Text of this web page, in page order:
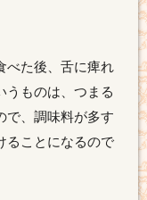
べた後、舌に痺れ
うものは、つまる
で、調味料が多す
ることになるので